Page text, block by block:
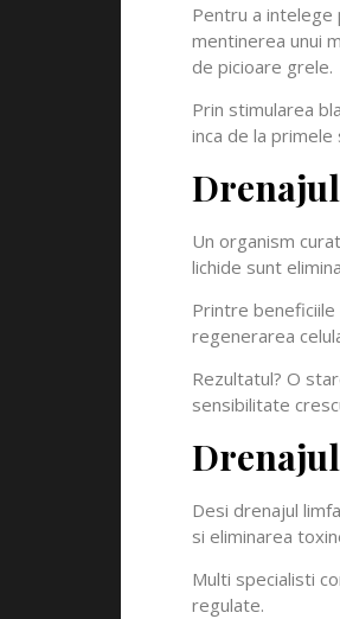
Pentru a intelege
mentinerea unui
de picioare grele.
Prin stimularea
inca de la
Un organism
lichide sunt
Printre
regenerarea
Rezultatul? O
sensibilitate
Desi drenajul
si eliminarea
Multi specialisti
regulate.